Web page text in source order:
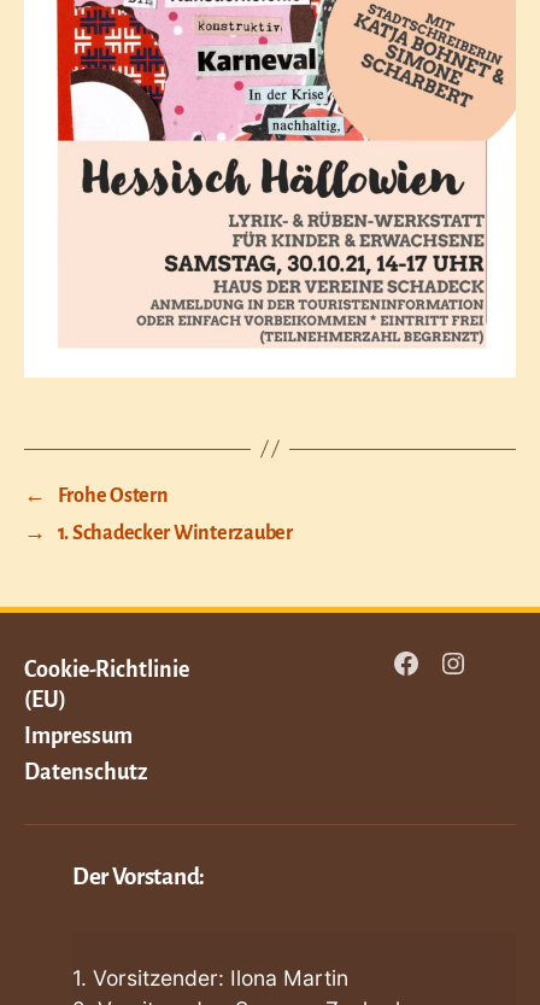
←
Frohe Ostern
→
1. Schadecker Winterzauber
Cookie-Richtlinie
(EU)
Impressum
Datenschutz
FacebookInstagram
Der Vorstand:
1. Vorsitzender: Ilona Martin